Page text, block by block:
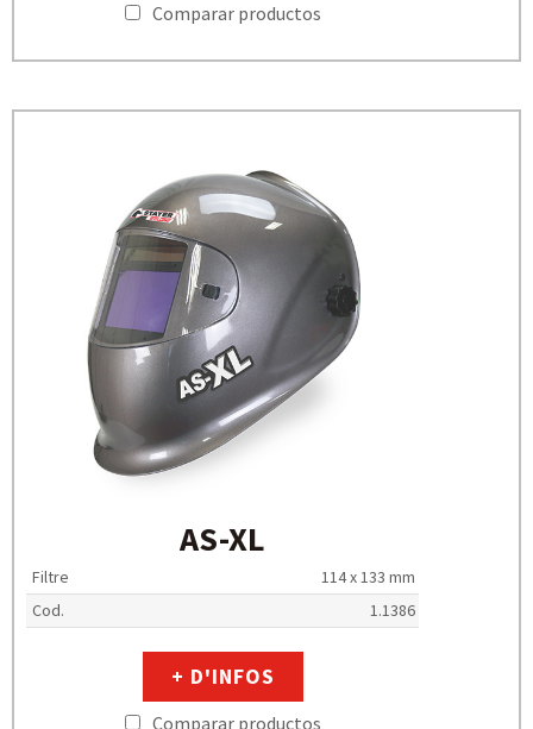
Comparar productos
AS-XL
Filtre
114 x 133 mm
Cod.
1.1386
+ D'INFOS
Comparar productos